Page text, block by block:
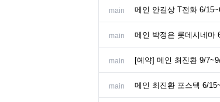
main 메인 안길상 T전화 6/
main 메인 박정은 롯데시네마
main [예약] 메인 최진환 9/
main 메인 최진환 포스텍 6/